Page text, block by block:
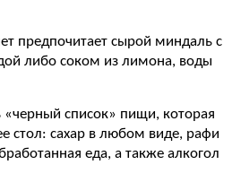
предпочитает сырой миндаль с
либо соком из лимона, воды
«черный список» пищи, которая
стол: сахар в любом виде, рафи
еда, а также алкогол